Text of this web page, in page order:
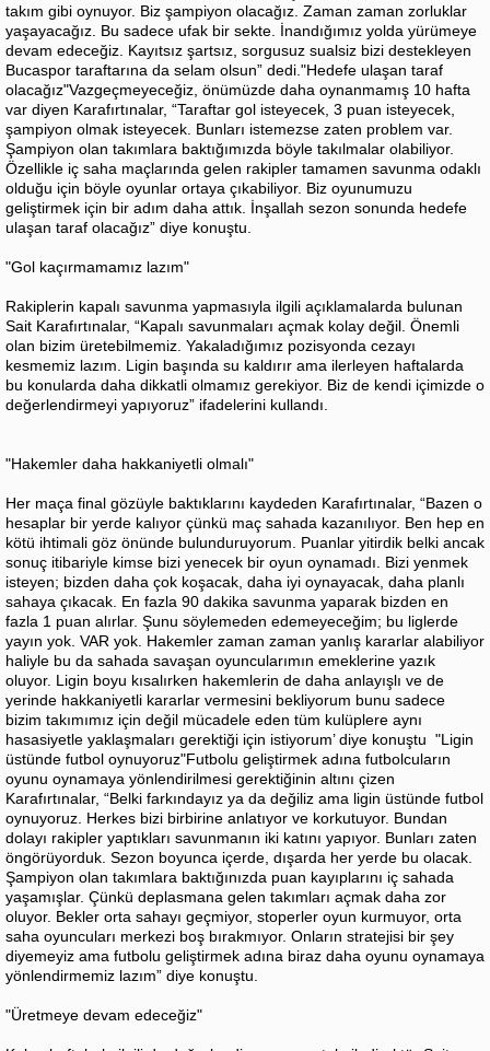
takım gibi oynuyor. Biz şampiyon olacağız. Zaman zaman zorluklar
yaşayacağız. Bu sadece ufak bir sekte. İnandığımız yolda yürümeye
devam edeceğiz. Kayıtsız şartsız, sorgusuz sualsiz bizi destekleyen
Bucaspor taraftarına da selam olsun” dedi."Hedefe ulaşan taraf
olacağız"Vazgeçmeyeceğiz, önümüzde daha oynanmamış 10 hafta
var diyen Karafırtınalar, “Taraftar gol isteyecek, 3 puan isteyecek,
şampiyon olmak isteyecek. Bunları istemezse zaten problem var.
Şampiyon olan takımlara baktığımızda böyle takılmalar olabiliyor.
Özellikle iç saha maçlarında gelen rakipler tamamen savunma odaklı
olduğu için böyle oyunlar ortaya çıkabiliyor. Biz oyunumuzu
geliştirmek için bir adım daha attık. İnşallah sezon sonunda hedefe
ulaşan taraf olacağız” diye konuştu.
"Gol kaçırmamamız lazım"
Rakiplerin kapalı savunma yapmasıyla ilgili açıklamalarda bulunan
Sait Karafırtınalar, “Kapalı savunmaları açmak kolay değil. Önemli
olan bizim üretebilmemiz. Yakaladığımız pozisyonda cezayı
kesmemiz lazım. Ligin başında su kaldırır ama ilerleyen haftalarda
bu konularda daha dikkatli olmamız gerekiyor. Biz de kendi içimizde o
değerlendirmeyi yapıyoruz” ifadelerini kullandı.
"Hakemler daha hakkaniyetli olmalı"
Her maça final gözüyle baktıklarını kaydeden Karafırtınalar, “Bazen o
hesaplar bir yerde kalıyor çünkü maç sahada kazanılıyor. Ben hep en
kötü ihtimali göz önünde bulunduruyorum. Puanlar yitirdik belki ancak
sonuç itibariyle kimse bizi yenecek bir oyun oynamadı. Bizi yenmek
isteyen; bizden daha çok koşacak, daha iyi oynayacak, daha planlı
sahaya çıkacak. En fazla 90 dakika savunma yaparak bizden en
fazla 1 puan alırlar. Şunu söylemeden edemeyeceğim; bu liglerde
yayın yok. VAR yok. Hakemler zaman zaman yanlış kararlar alabiliyor
haliyle bu da sahada savaşan oyuncularımın emeklerine yazık
oluyor. Ligin boyu kısalırken hakemlerin de daha anlayışlı ve de
yerinde hakkaniyetli kararlar vermesini bekliyorum bunu sadece
bizim takımımız için değil mücadele eden tüm kulüplere aynı
hasasiyetle yaklaşmaları gerektiği için istiyorum’ diye konuştu "Ligin
üstünde futbol oynuyoruz"Futbolu geliştirmek adına futbolcuların
oyunu oynamaya yönlendirilmesi gerektiğinin altını çizen
Karafırtınalar, “Belki farkındayız ya da değiliz ama ligin üstünde futbol
oynuyoruz. Herkes bizi birbirine anlatıyor ve korkutuyor. Bundan
dolayı rakipler yaptıkları savunmanın iki katını yapıyor. Bunları zaten
öngörüyorduk. Sezon boyunca içerde, dışarda her yerde bu olacak.
Şampiyon olan takımlara baktığınızda puan kayıplarını iç sahada
yaşamışlar. Çünkü deplasmana gelen takımları açmak daha zor
oluyor. Bekler orta sahayı geçmiyor, stoperler oyun kurmuyor, orta
saha oyuncuları merkezi boş bırakmıyor. Onların stratejisi bir şey
diyemeyiz ama futbolu geliştirmek adına biraz daha oyunu oynamaya
yönlendirmemiz lazım” diye konuştu.
"Üretmeye devam edeceğiz"